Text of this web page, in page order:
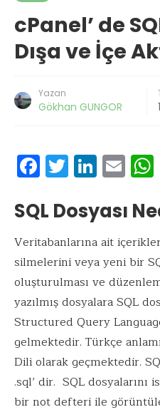
cPanel’ de
Dışa ve İçe
Yazan
Gökhan GUNGOR
F
ac
e
b
o
o
k
T
w
it
te
r
Li
n
k
e
dI
n
E
m
ai
l
SQL Dosyası
Veritabanlarına ait
silmelerini veya yeni bir
oluşturulması ve
yazılmış dosyalara SQL
Structured Query
gelmektedir. Türkçe
Dili olarak geçmektedir.
.sql’ dir. SQL dosyalarını
bir not defteri ile